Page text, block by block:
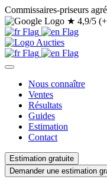
Commissaires-priseurs
★ 4,9/5
Nous connaître
Ventes
Résultats
Guides
Estimation
Contact
Estimation gratuite
Demander une estimation